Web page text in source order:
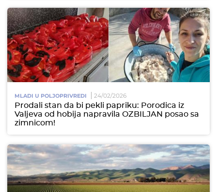
MLADI U POLJOPRIVREDI 24/02/2026
Prodali stan da bi pekli papriku: Porodica iz
Valjeva od hobija napravila OZBILJAN posao sa
zimnicom!